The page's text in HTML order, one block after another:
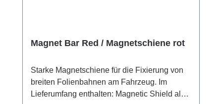
Magnet Bar Red / Magnetschiene rot
Starke Magnetschiene für die Fixierung von
breiten Folienbahnen am Fahrzeug. Im
Lieferumfang enthalten: Magnetic Shield als